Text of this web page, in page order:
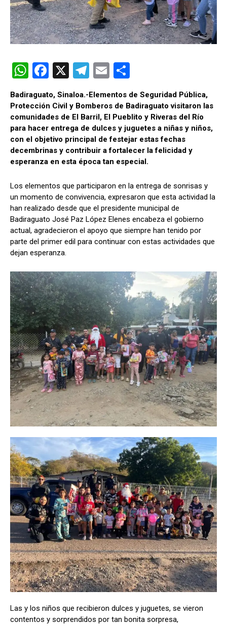
W
at
s
A
p
p
F
ce
b
o
o
k
X
T
el
e
gr
a
m
E
ail
o
m
p
ar
tir
Badiraguato, Sinaloa.-Elementos de Seguridad Pública,
Protección Civil y Bomberos de Badiraguato visitaron las
comunidades de El Barril, El Pueblito y Riveras del Río
para hacer entrega de dulces y juguetes a niñas y niños,
con el objetivo principal de festejar estas fechas
decembrinas y contribuir a fortalecer la felicidad y
esperanza en esta época tan especial.
Los elementos que participaron en la entrega de sonrisas y
un momento de convivencia, expresaron que esta actividad la
han realizado desde que el presidente municipal de
Badiraguato José Paz López Elenes encabeza el gobierno
actual, agradecieron el apoyo que siempre han tenido por
parte del primer edil para continuar con estas actividades que
dejan esperanza.
Las y los niños que recibieron dulces y juguetes, se vieron
contentos y sorprendidos por tan bonita sorpresa,